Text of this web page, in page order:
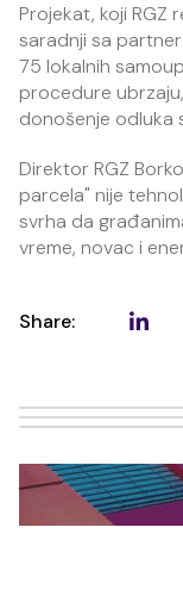
Projekat, koji RGZ
saradnji sa
75 lokalnih
procedure
donošenje odluka
Direktor RGZ
parcela" nije
svrha da
vreme, novac i
Share: